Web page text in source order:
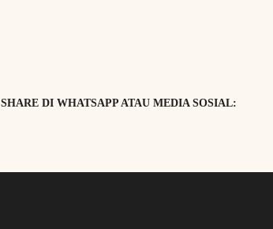
SHARE DI WHATSAPP ATAU MEDIA SOSIAL: